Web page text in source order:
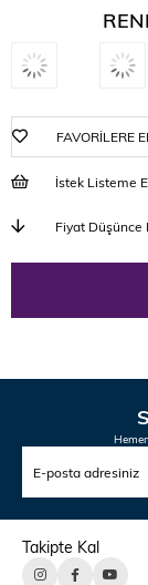
FAVORILERE
İstek Listeme
Fiyat Düşünce
Takipte Kal